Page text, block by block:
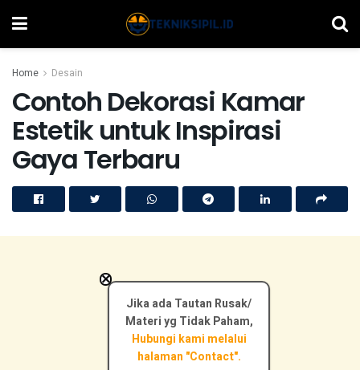
Home Desain
Contoh Dekorasi Kamar
Estetik untuk Inspirasi
Gaya Terbaru
Jika ada Tautan Rusak/
Materi yg Tidak Paham,
Hubungi kami melalui
halaman "Contact".
×